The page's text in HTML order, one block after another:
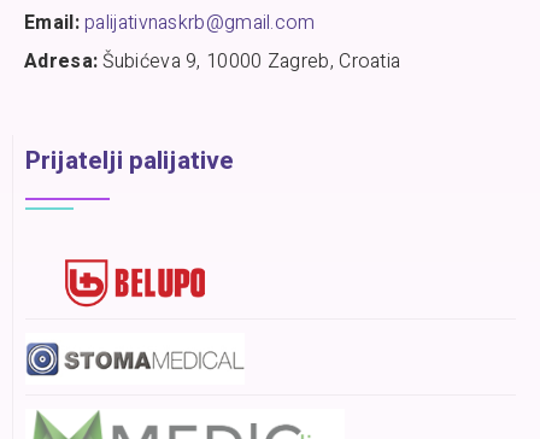
Email:palijativnaskrb@gmail.com
Adresa:Šubićeva 9, 10000 Zagreb, Croatia
Prijatelji palijative